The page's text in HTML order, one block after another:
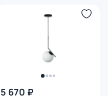
5 670 ₽